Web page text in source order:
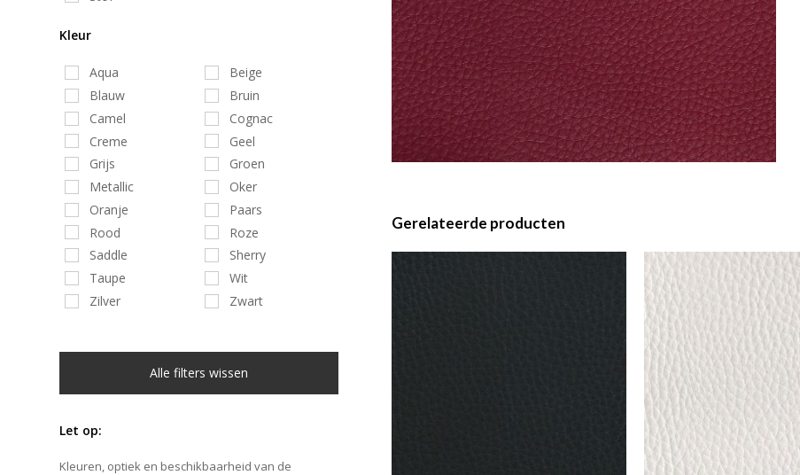
Kleur
Aqua
Beige
Blauw
Bruin
Camel
Cognac
Creme
Geel
Grijs
Groen
Metallic
Oker
Oranje
Paars
Rood
Roze
Saddle
Sherry
Taupe
Wit
Zilver
Zwart
Alle filters wissen
Let op:
Kleuren, optiek en beschikbaarheid van de
Gerelateerde producten